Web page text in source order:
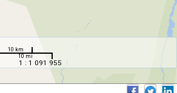
10 km
10 mi
1 : 1 091 955